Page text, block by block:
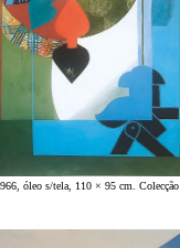
óleo s/tela, 110 × 95 cm. Colecção